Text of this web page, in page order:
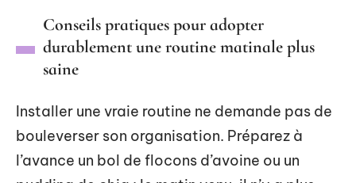
Conseils pratiques pour adopter
durablement une routine matinale plus
saine
Installer une vraie routine ne demande pas de
bouleverser son organisation. Préparez à
l’avance un bol de flocons d’avoine ou un